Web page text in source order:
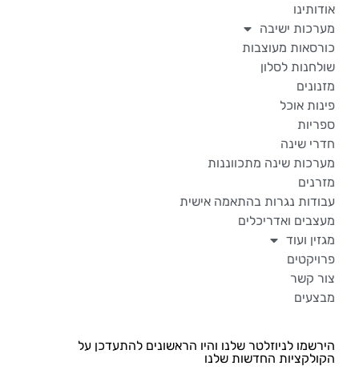
אודותינו
מערכות ישיבה
כורסאות מעוצבות
שולחנות לסלון
מזנונים
פינות אוכל
ספריות
חדרי שינה
מערכות שינה מתכווננות
מזרנים
עבודות נגרות בהתאמה אישית
מעצבים ואדריכלים
מגזין ועוד
פרויקטים
צור קשר
מבצעים
הירשמו לניוזלטר שלנו והיו הראשונים להתעדכן על
הקולקציות החדשות שלנו